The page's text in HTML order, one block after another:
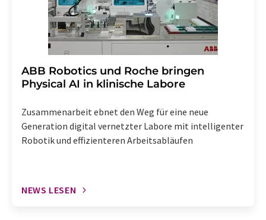
​​​​​​​ABB Robotics und Roche bringen
Physical AI in klinische Labore
Zusammenarbeit ebnet den Weg für eine neue
Generation digital vernetzter Labore mit intelligenter
Robotik und effizienteren Arbeitsabläufen
NEWS LESEN